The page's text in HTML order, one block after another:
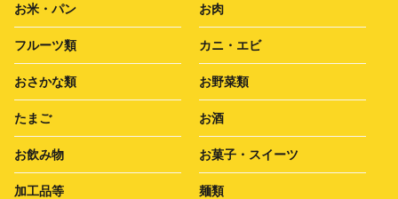
お米・パン お肉
フルーツ類 カニ・エビ
おさかな類 お野菜類
たまご お酒
お飲み物 お菓子・スイーツ
加工品等 麺類